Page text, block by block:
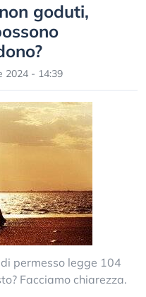
goduti,
2024 - 14:39
permesso legge 104
Facciamo chiarezza.